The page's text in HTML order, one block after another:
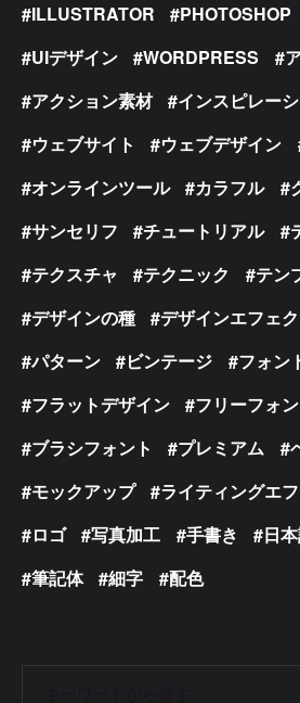
ILLUSTRATOR
PHOTOSHOP
UIデザイン
WORDPRESS
アクション素材
インスピレー
ウェブサイト
ウェブデザイン
オンラインツール
カラフル
サンセリフ
チュートリアル
テクスチャ
テクニック
テン
デザインの種
デザインエフェ
パターン
ビンテージ
フォン
フラットデザイン
フリーフォ
ブラシフォント
プレミアム
モックアップ
ライティングエ
ロゴ
写真加工 手書き
日
筆記体
細字 配色